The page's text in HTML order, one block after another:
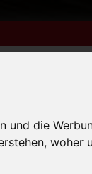
und die
woher